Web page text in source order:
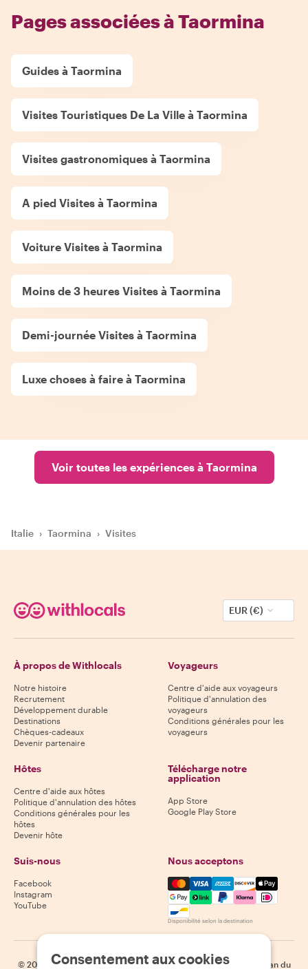
Pages associées à Taormina
Guides à Taormina
Visites Touristiques De La Ville à Taormina
Visites gastronomiques à Taormina
A pied Visites à Taormina
Voiture Visites à Taormina
Moins de 3 heures Visites à Taormina
Demi-journée Visites à Taormina
Luxe choses à faire à Taormina
Voir toutes les expériences à Taormina
Italie › Taormina › Visites
EUR (€)
À propos de Withlocals
Notre histoire
Recrutement
Développement durable
Destinations
Chèques-cadeaux
Devenir partenaire
Voyageurs
Centre d'aide aux voyageurs
Politique d'annulation des
voyageurs
Conditions générales pour les
voyageurs
Hôtes
Centre d'aide aux hôtes
Politique d'annulation des hôtes
Conditions générales pour les
hôtes
Devenir hôte
Télécharge notre
application
App Store
Google Play Store
Suis-nous
Facebook
Instagram
YouTube
Nous acceptons
Mastercard, Visa, Amex,
Disponibilité selon la destination
© 2026 Withlocals.com | Politique de confidentialité | Cookies Plan du
Consentement aux cookies